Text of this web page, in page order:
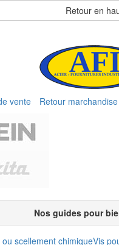
Retour en
vente Retour marchandise
Nos guides pour
scellement chimiqueVis